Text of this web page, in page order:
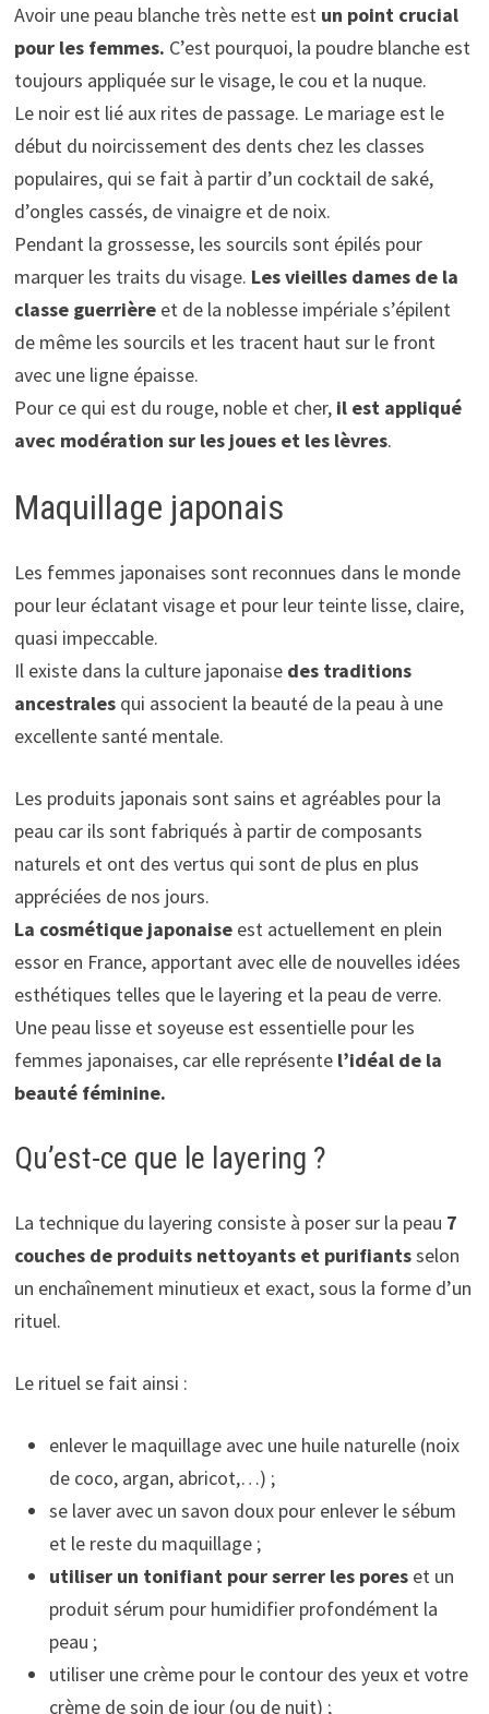
Avoir une peau blanche très nette estun point crucial
pour les femmes. C’est pourquoi, la poudre blanche est
toujours appliquée sur le visage, le cou et la nuque.
Le noir est lié aux rites de passage. Le mariage est le
début du noircissement des dents chez les classes
populaires, qui se fait à partir d’un cocktail de saké,
d’ongles cassés, de vinaigre et de noix.
Pendant la grossesse, les sourcils sont épilés pour
marquer les traits du visage. Les vieilles dames de la
classe guerrièreet de la noblesse impériale s’épilent
de même les sourcils et les tracent haut sur le front
avec une ligne épaisse.
Pour ce qui est du rouge, noble et cher,il est appliqué
avec modération sur les joues et les lèvres.
Maquillage japonais
Les femmes japonaises sont reconnues dans le monde
pour leur éclatant visage et pour leur teinte lisse, claire,
quasi impeccable.
Il existe dans la culture japonaise des traditions
ancestralesqui associent la beauté de la peau à une
excellente santé mentale.
Les produits japonais sont sains et agréables pour la
peau car ils sont fabriqués à partir de composants
naturels et ont des vertus qui sont de plus en plus
appréciées de nos jours.
La cosmétique japonaiseest actuellement en plein
essor en France, apportant avec elle de nouvelles idées
esthétiques telles que le layering et la peau de verre.
Une peau lisse et soyeuse est essentielle pour les
femmes japonaises, car elle représentel’idéal de la
beauté féminine.
Qu’est-ce que le layering ?
La technique du layering consiste à poser sur la peau 7
couches de produits nettoyants et purifiantsselon
un enchaînement minutieux et exact, sous la forme d’un
rituel.
Le rituel se fait ainsi :
enlever le maquillage avec une huile naturelle (noix
de coco, argan, abricot,…) ;
se laver avec un savon doux pour enlever le sébum
et le reste du maquillage ;
utiliser un tonifiant pour serrer les poreset un
produit sérum pour humidifier profondément la
peau ;
utiliser une crème pour le contour des yeux et votre
crème de soin de jour (ou de nuit) ;